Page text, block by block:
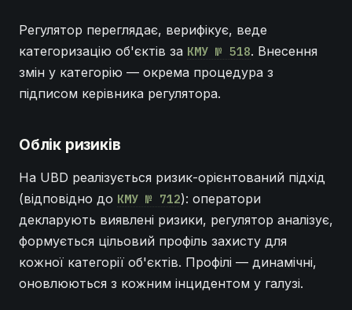
Регулятор переглядає, верифікує, веде
категоризацію об'єктів за КМУ № 518. Внесення
змін у категорію — окрема процедура з
підписом керівника регулятора.
Облік ризиків
На UBD реалізується ризик-орієнтований підхід
(відповідно до КМУ № 712): оператори
декларують виявлені ризики, регулятор аналізує,
формується цільовий профіль захисту для
кожної категорії об'єктів. Профілі — динамічні,
оновлюються з кожним інцидентом у галузі.